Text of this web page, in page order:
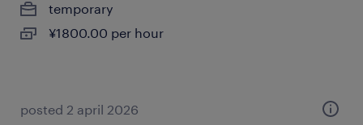
temporary
¥1800.00 per hour
posted 2 april 2026